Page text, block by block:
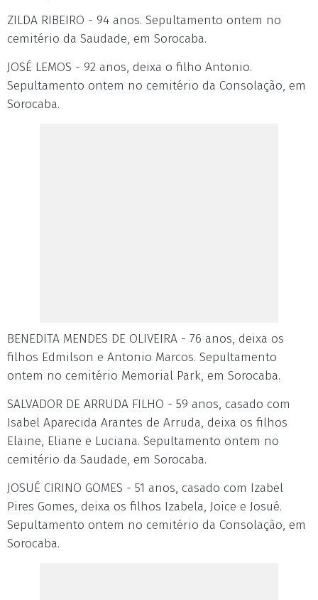
ZILDA RIBEIRO - 94 anos. Sepultamento ontem no
cemitério da Saudade, em Sorocaba.
JOSÉ LEMOS - 92 anos, deixa o filho Antonio.
Sepultamento ontem no cemitério da Consolação, em
Sorocaba.
BENEDITA MENDES DE OLIVEIRA - 76 anos, deixa os
filhos Edmilson e Antonio Marcos. Sepultamento
ontem no cemitério Memorial Park, em Sorocaba.
SALVADOR DE ARRUDA FILHO - 59 anos, casado com
Isabel Aparecida Arantes de Arruda, deixa os filhos
Elaine, Eliane e Luciana. Sepultamento ontem no
cemitério da Saudade, em Sorocaba.
JOSUÉ CIRINO GOMES - 51 anos, casado com Izabel
Pires Gomes, deixa os filhos Izabela, Joice e Josué.
Sepultamento ontem no cemitério da Consolação, em
Sorocaba.